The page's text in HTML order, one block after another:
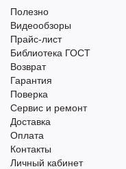
Полезно
Видеообзоры
Прайс-лист
Библиотека ГОСТ
Возврат
Гарантия
Поверка
Сервис и ремонт
Доставка
Оплата
Контакты
Личный кабинет